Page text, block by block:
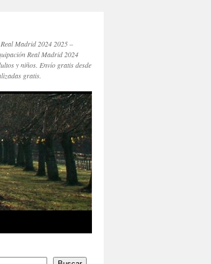
Madrid 2024 2025 –
Real Madrid 2024
y niños. Envío gratis desde
gratis.